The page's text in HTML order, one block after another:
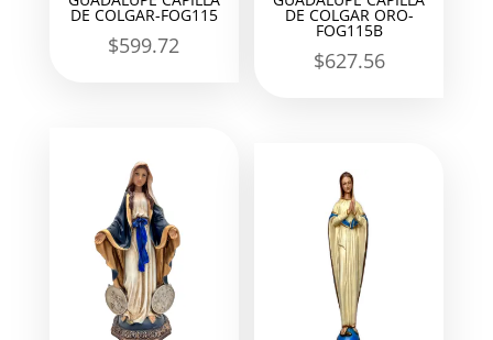
DE COLGAR-FOG115
$599.72
DE COLGAR ORO-
FOG115B
$627.56